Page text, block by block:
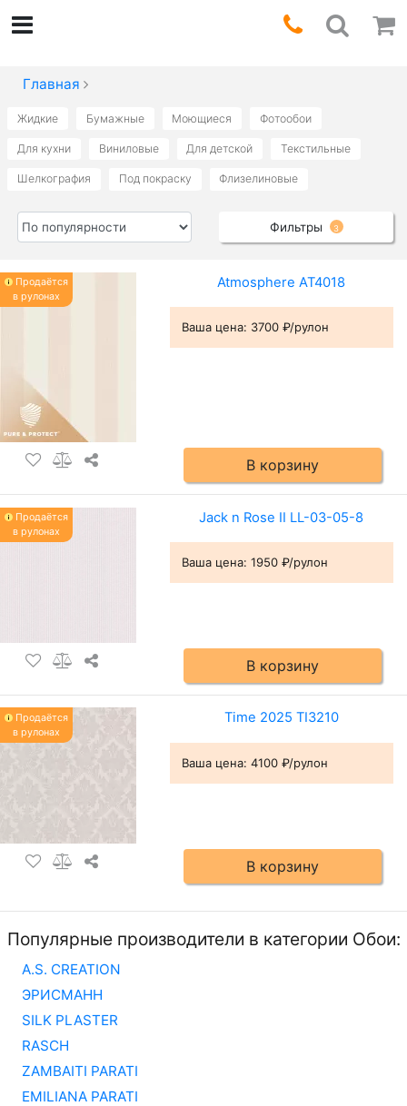
Главная
Жидкие Бумажные Моющиеся Фотообои
Для кухни Виниловые Для детской Текстильные
Шелкография Под покраску Флизелиновые
Фильтры 3
Продаётся
в рулонах
Atmosphere AT4018
Ваша цена: 3700 ₽/рулон
В корзину
Продаётся
в рулонах
Jack n Rose II LL-03-05-8
Ваша цена: 1950 ₽/рулон
В корзину
Продаётся
в рулонах
Time 2025 TI3210
Ваша цена: 4100 ₽/рулон
В корзину
Популярные производители в категории Обои:
A.S. CREATION
ЭРИСМАНН
SILK PLASTER
RASCH
ZAMBAITI PARATI
EMILIANA PARATI